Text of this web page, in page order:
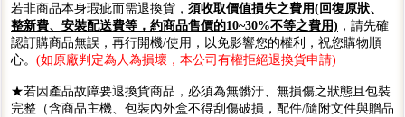
若非商品本身瑕疵而需退換貨， 須收取價值損失之費用(回復原狀、
整新費、安裝配送費等，約商品售價的10~30%不等之費用) ，請先確
認訂購商品無誤，再行開機/使用，以免影響您的權利，祝您購物順
心。 (如原廠判定為人為損壞，本公司有權拒絕退換貨申請)
★若因產品故障要退換貨商品，必須為無髒汙、無損傷之狀態且包裝
完整（含商品主機、包裝內外盒不得刮傷破損，配件/隨附文件與贈品